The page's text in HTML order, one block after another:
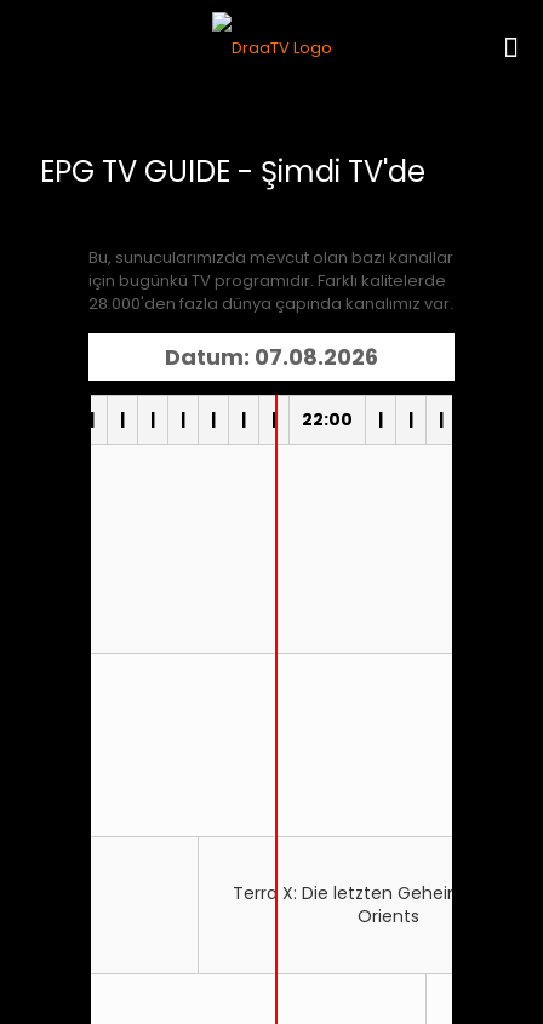
EPG TV GUIDE - Şimdi TV'de
Bu, sunucularımızda mevcut olan bazı kanallar
için bugünkü TV programıdır. Farklı kalitelerde
28.000'den fazla dünya çapında kanalımız var.
Datum: 07.08.2026
| | | | | | | 22:00 | | |
Terra X: Die letzten Geheimnisse des
Orients